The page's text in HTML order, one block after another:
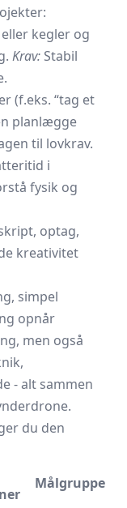
kegler og
Krav: Stabil
(f.eks. “tag et
planlægge
til lovkrav.
i
fysik og
optag,
kreativitet
simpel
opnår
men også
- alt sammen
du den
Målgruppe